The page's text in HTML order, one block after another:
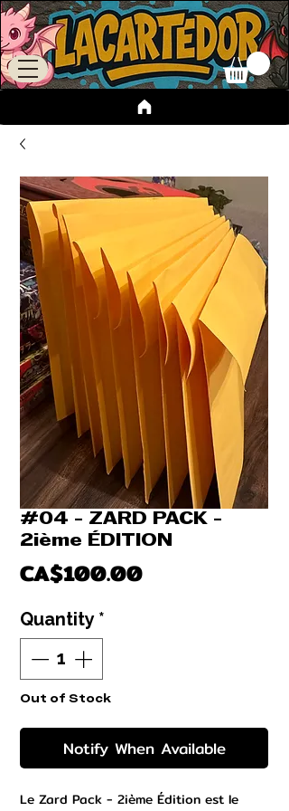
#04 - ZARD PACK -
2ième ÉDITION
CA$100.00Price
Quantity *
Out of Stock
Notify When Available
Le Zard Pack - 2ième Édition est le